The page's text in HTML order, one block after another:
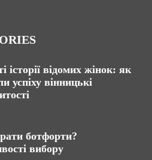
історії відомих жінок: як
успіху вінницькі
ботфорти?
вибору